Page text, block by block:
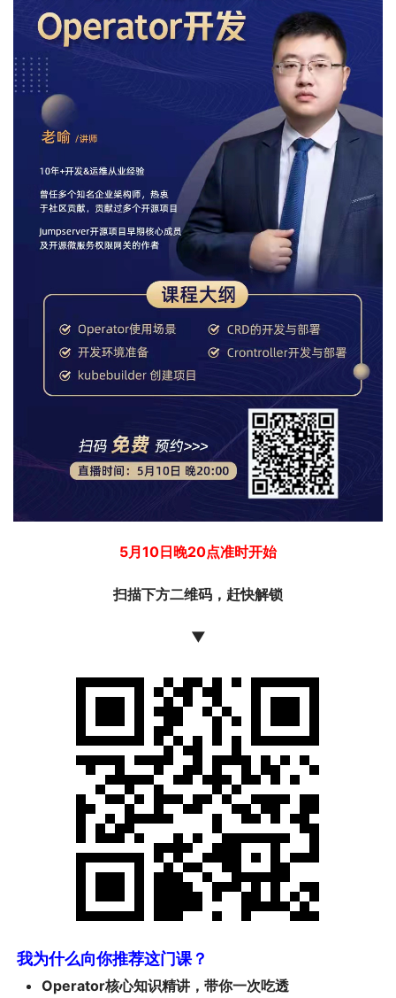
5月10日晚20点准时开始
扫描下方二维码， 赶快解锁
▼
我为什么向你推荐这门课？
Operator核心知识精讲，带你一次吃透